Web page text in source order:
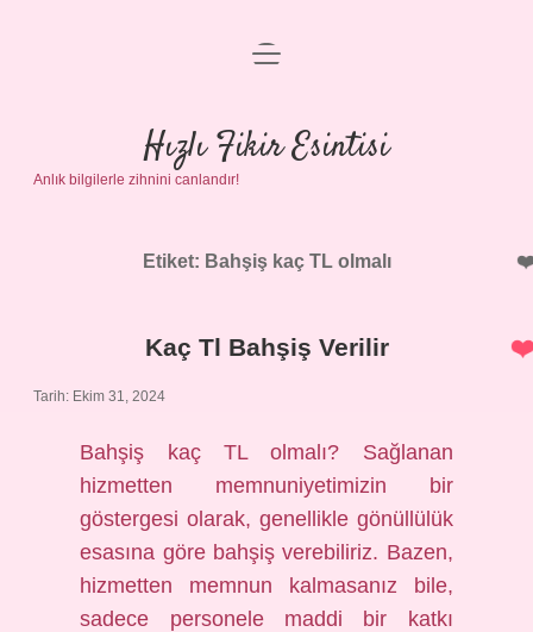
Anasayfa
Gizlilik Politikası
Yasal Uyarı
menüyü
Hızlı Fikir Esintisi
Anlık bilgilerle zihnini canlandır!
Etiket: Bahşiş kaç TL olmalı
Kaç Tl Bahşiş Verilir
Tarih: Ekim 31, 2024
Bahşiş kaç TL olmalı? Sağlanan
hizmetten memnuniyetimizin bir
göstergesi olarak, genellikle gönüllülük
esasına göre bahşiş verebiliriz. Bazen,
hizmetten memnun kalmasanız bile,
sadece personele maddi bir katkı